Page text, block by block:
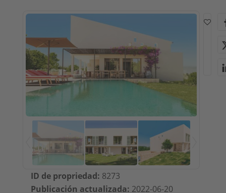
ID de propriedad: 8273
Publicación actualizada: 2022-06-20